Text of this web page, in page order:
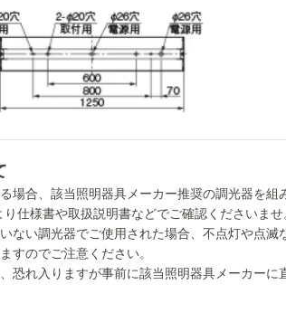
場合、該当照明器具メーカー推奨の調光器を組
仕様書や取扱説明書などでご確認くださいませ
ない調光器でご使用された場合、不点灯や点
すのでご注意ください。
恐れ入りますが事前に該当照明器具メーカーに